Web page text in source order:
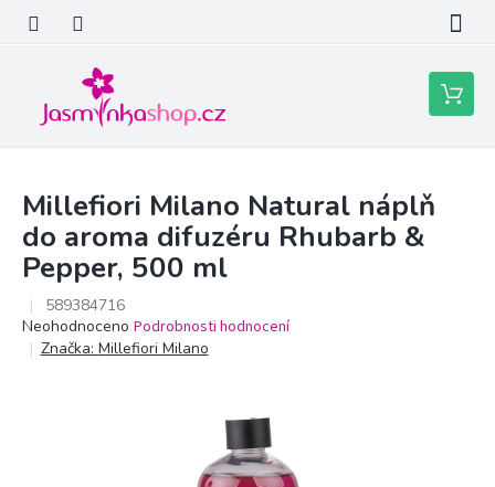
obsah
Nákupní
košík
Millefiori Milano Natural náplň
do aroma difuzéru Rhubarb &
Pepper, 500 ml
589384716
Průměrné
hodnocení
Neohodnoceno Podrobnosti hodnocení
Značka: Millefiori Milano